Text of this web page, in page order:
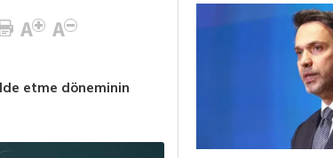
etme döneminin